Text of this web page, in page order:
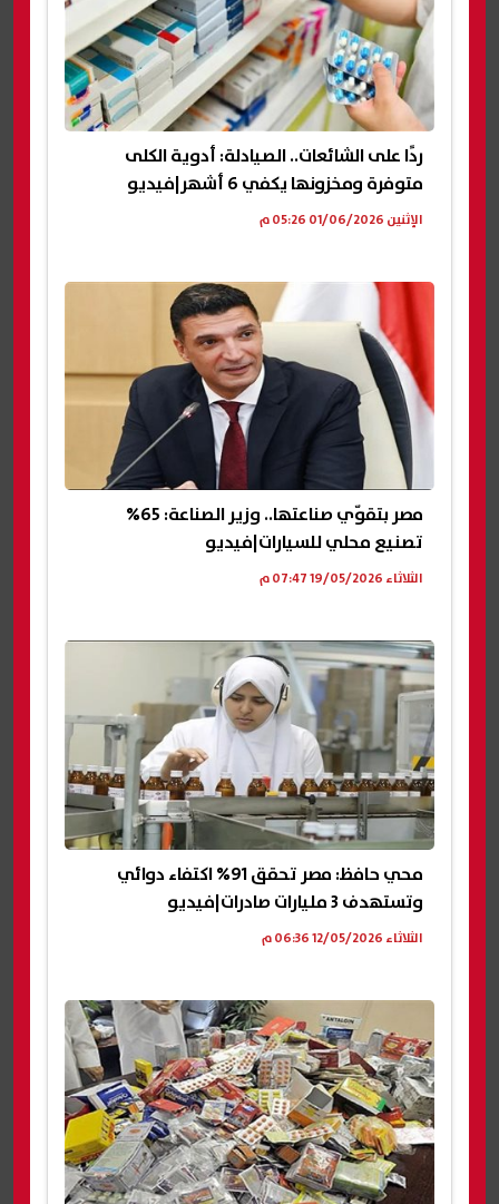
ردًا على الشائعات.. الصيادلة: أدوية الكلى
متوفرة ومخزونها يكفي 6 أشهر|فيديو
الإثنين 01/06/2026 05:26 م
مصر بتقوّي صناعتها.. وزير الصناعة: 65%
تصنيع محلي للسيارات|فيديو
الثلاثاء 19/05/2026 07:47 م
محي حافظ: مصر تحقق 91% اكتفاء دوائي
وتستهدف 3 مليارات صادرات|فيديو
الثلاثاء 12/05/2026 06:36 م